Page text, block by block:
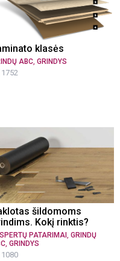
klasės
ABC, GRINDYS
1752
šildomoms
Kokį rinktis?
PATARIMAI GRINDŲ
GRINDYS
1080